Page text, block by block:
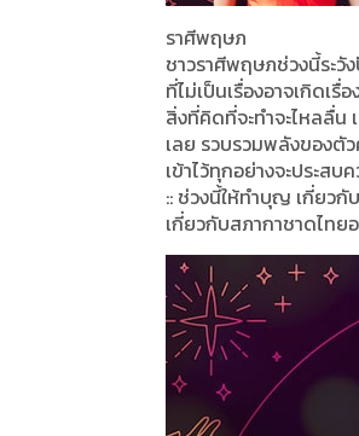
ราศีพฤษภ
ชาวราศีพฤษภช่วงนี้ระวั
ที่ไม่เป็นเรื่องอาจเกิดเ
สิ่งที่คิดที่จะทำจะไหลลื่น
เลย รวบรวมพลังของตัว
เข้าไว้ทุกอย่างจะประสบ
:: ช่วงนี้ให้ทำบุญ เกี่ยวกั
เกี่ยวกับสภากาชาดไทย